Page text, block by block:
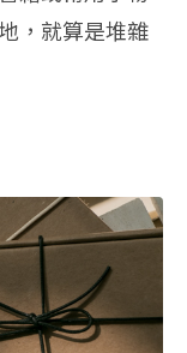
，就算是堆雜